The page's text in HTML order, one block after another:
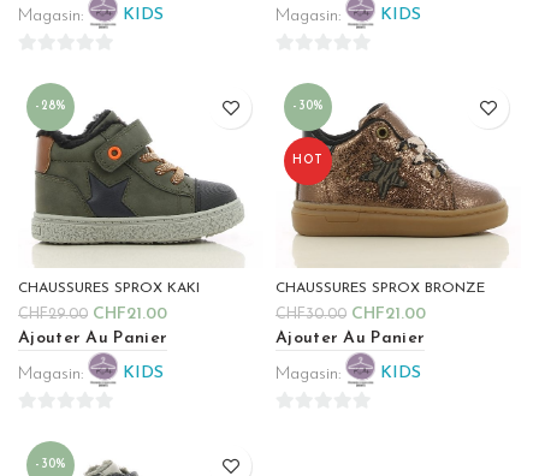
Magasin:
KIDS
sur
Magasin:
KIDS
sur
-28%
CHAUSSURES SPROX KAKI
CHF29.00 CHF21.00
Ajouter Au Panier
Magasin:
KIDS
sur
-30%
HOT
CHAUSSURES SPROX BRONZE
CHF30.00 CHF21.00
Ajouter Au Panier
Magasin:
KIDS
-30%